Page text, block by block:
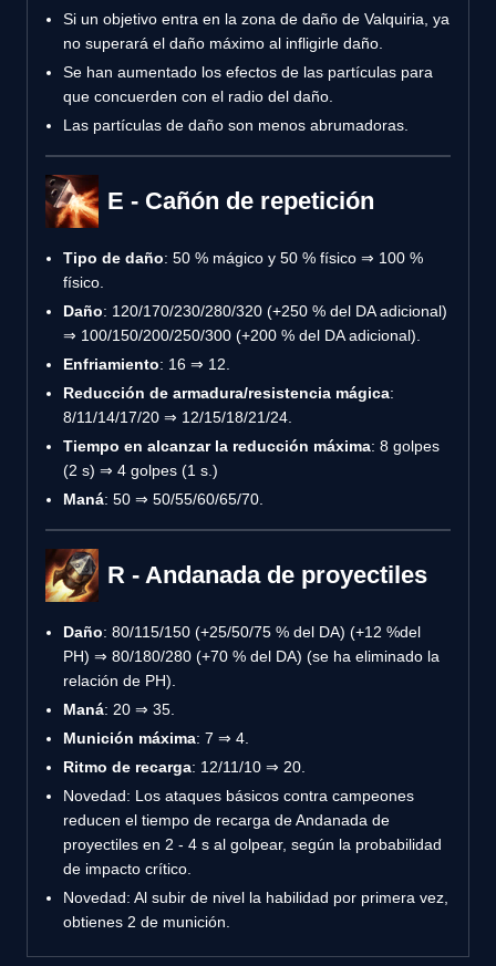
Si un objetivo entra en la zona de daño de Valquiria, ya
no superará el daño máximo al infligirle daño.
Se han aumentado los efectos de las partículas para
que concuerden con el radio del daño.
Las partículas de daño son menos abrumadoras.
E - Cañón de repetición
Tipo de daño: 50 % mágico y 50 % físico ⇒ 100 %
físico.
Daño: 120/170/230/280/320 (+250 % del DA adicional)
⇒ 100/150/200/250/300 (+200 % del DA adicional).
Enfriamiento: 16 ⇒ 12.
Reducción de armadura/resistencia mágica:
8/11/14/17/20 ⇒ 12/15/18/21/24.
Tiempo en alcanzar la reducción máxima: 8 golpes
(2 s) ⇒ 4 golpes (1 s.)
Maná: 50 ⇒ 50/55/60/65/70.
R - Andanada de proyectiles
Daño: 80/115/150 (+25/50/75 % del DA) (+12 %del
PH) ⇒ 80/180/280 (+70 % del DA) (se ha eliminado la
relación de PH).
Maná: 20 ⇒ 35.
Munición máxima: 7 ⇒ 4.
Ritmo de recarga: 12/11/10 ⇒ 20.
Novedad: Los ataques básicos contra campeones
reducen el tiempo de recarga de Andanada de
proyectiles en 2 - 4 s al golpear, según la probabilidad
de impacto crítico.
Novedad: Al subir de nivel la habilidad por primera vez,
obtienes 2 de munición.